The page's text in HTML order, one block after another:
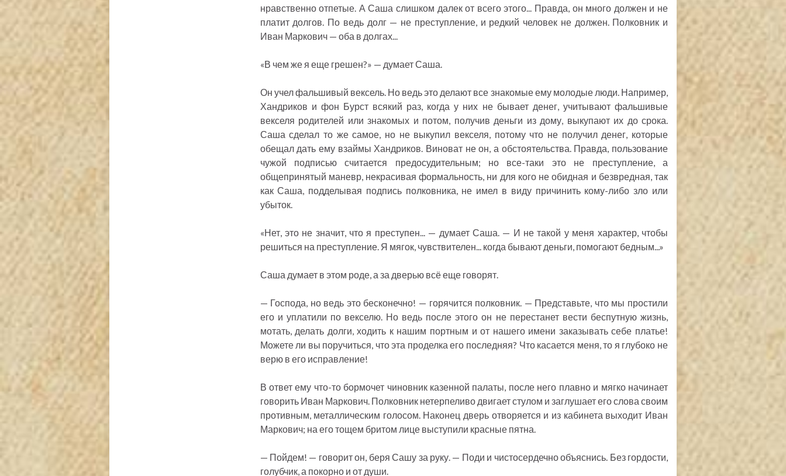
нравственно отпетые. А Саша слишком далек от всего этого... Правда, он много должен и не
платит долгов. По ведь долг — не преступление, и редкий человек не должен. Полковник и
Иван Маркович — оба в долгах...
«В чем же я еще грешен?» — думает Саша.
Он учел фальшивый вексель. Но ведь это делают все знакомые ему молодые люди. Например,
Хандриков и фон Бурст всякий раз, когда у них не бывает денег, учитывают фальшивые
векселя родителей или знакомых и потом, получив деньги из дому, выкупают их до срока.
Саша сделал то же самое, но не выкупил векселя, потому что не получил денег, которые
обещал дать ему взаймы Хандриков. Виноват не он, а обстоятельства. Правда, пользование
чужой подписью считается предосудительным; но все-таки это не преступление, а
общепринятый маневр, некрасивая формальность, ни для кого не обидная и безвредная, так
как Саша, подделывая подпись полковника, не имел в виду причинить кому-либо зло или
убыток.
«Нет, это не значит, что я преступен... — думает Саша. — И не такой у меня характер, чтобы
решиться на преступление. Я мягок, чувствителен... когда бывают деньги, помогают бедным...»
Саша думает в этом роде, а за дверью всё еще говорят.
— Господа, но ведь это бесконечно! — горячится полковник. — Представьте, что мы простили
его и уплатили по векселю. Но ведь после этого он не перестанет вести беспутную жизнь,
мотать, делать долги, ходить к нашим портным и от нашего имени заказывать себе платье!
Можете ли вы поручиться, что эта проделка его последняя? Что касается меня, то я глубоко не
верю в его исправление!
В ответ ему что-то бормочет чиновник казенной палаты, после него плавно и мягко начинает
говорить Иван Маркович. Полковник нетерпеливо двигает стулом и заглушает его слова своим
противным, металлическим голосом. Наконец дверь отворяется и из кабинета выходит Иван
Маркович; на его тощем бритом лице выступили красные пятна.
— Пойдем! — говорит он, беря Сашу за руку. — Поди и чистосердечно объяснись. Без гордости,
голубчик, а покорно и от души.